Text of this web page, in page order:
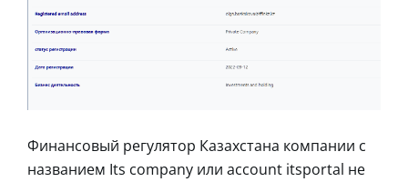
Финансовый регулятор Казахстана компании с
названием Its company или account itsportal не